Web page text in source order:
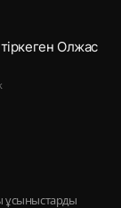
Олжас
ұсыныстарды